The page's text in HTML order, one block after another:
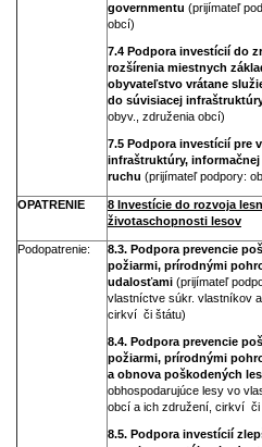
governmentu (prijímateľ
obcí)
7.4 Podpora investícií do
rozšírenia miestnych
obyvateľstvo vrátane
do súvisiacej
obyv., združenia obcí)
7.5 Podpora investícií pre
infraštruktúry,
ruchu (prijímateľ podpory:
OPATRENIE
8 Investície do rozvoja
životaschopnosti lesov
Podopatrenie:
8.3. Podpora prevencie
požiarmi, prírodnými
udalosťami (prijímateľ
vlastníctve súkr. vlastníkov
cirkví či štátu)
8.4. Podpora prevencie
požiarmi, prírodnými
a obnova poškodených
obhospodarujúce lesy vo
obcí a ich združení, cirkví či
8.5. Podpora investícií